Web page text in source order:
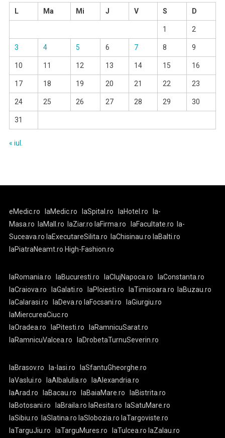
L
Ma Mi J V S D
1 2
3 4 5 6 7 8 9
10 11 12 13 14 15 16
17 18 19 20 21 22 23
24 25 26 27 28 29 30
31
« iul.
eMedic.ro laMedic.ro laSpital.ro laHotel.ro
la-
Masa.ro
laMall.ro laZiar.ro laFirma.ro laFacultate.ro
la-
Suceava.ro laExecutareSilita.ro laChisinau.ro laBalti.ro
laPiatraNeamt.ro High-Fashion.ro
laRomania.ro laBucuresti.ro laClujNapoca.ro
laConstanta.ro
laCraiova.ro
laGalati.ro laPloiesti.ro laTimisoara.ro
laBuzau.ro
laCalarasi.ro
laDeva.ro laFocsani.ro
laGiurgiu.ro
laMiercureaCiuc.ro
laOradea.ro
laPitesti.ro
laRamnicuSarat.ro
laRamnicuValcea.ro
laDrobetaTurnuSeverin.ro
laBrasov.ro la-Iasi.ro
laSfantuGheorghe.ro
laVaslui.ro
laAlbaIulia.ro
laAlexandria.ro
laArad.ro
laBacau.ro laBaiaMare.ro
laBistrita.ro
laBotosani.ro
laBraila.ro laResita.ro
laSatuMare.ro
laSibiu.ro
laSlatina.ro laSlobozia.ro laTargoviste.ro
laTarguJiu.ro
laTarguMures.ro laTulcea.ro laZalau.ro